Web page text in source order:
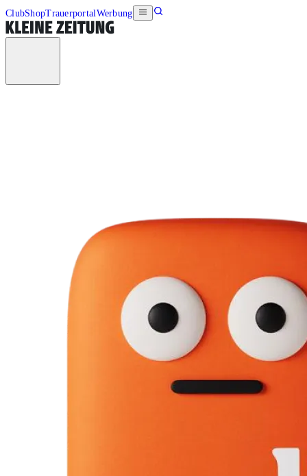
ClubShopTrauerportalWerbung